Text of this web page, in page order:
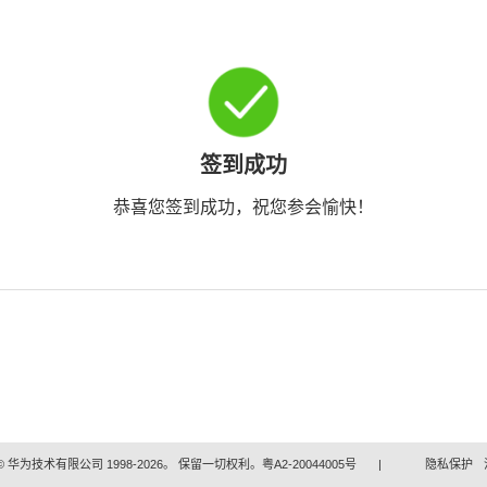
签到成功
恭喜您签到成功，祝您参会愉快！
华为技术有限公司 1998-2026。 保留一切权利。粤A2-20044005号 | 隐私保护